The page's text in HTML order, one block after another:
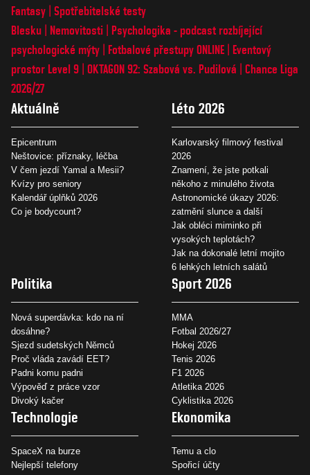
Fantasy Spotřebitelské testy
Blesku
Nemovitosti
Psychologika - podcast rozbíjející
psychologické mýty
Fotbalové přestupy ONLINE
Eventový
prostor Level 9 OKTAGON 92: Szabová vs. Pudilová
Chance Liga
2026/27
Aktuálně
Epicentrum
Neštovice: příznaky, léčba
V čem jezdí Yamal a Mesii?
Kvízy pro seniory
Kalendář úplňků 2026
Co je bodycount?
Léto 2026
Karlovarský filmový festival
2026
Znamení, že jste potkali
někoho z minulého života
Astronomické úkazy 2026:
zatmění slunce a další
Jak obléci miminko při
vysokých teplotách?
Jak na dokonalé letní mojito
6 lehkých letních salátů
Politika
Nová superdávka: kdo na ní
dosáhne?
Sjezd sudetských Němců
Proč vláda zavádí EET?
Padni komu padni
Výpověď z práce vzor
Divoký kačer
Sport 2026
MMA
Fotbal 2026/27
Hokej 2026
Tenis 2026
F1 2026
Atletika 2026
Cyklistika 2026
Technologie
SpaceX na burze
Nejlepší telefony
Ekonomika
Temu a clo
Spořicí účty